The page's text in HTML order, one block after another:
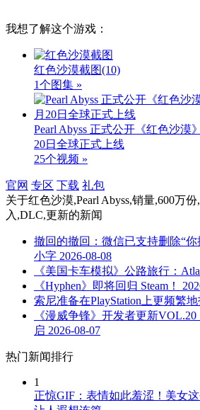
我想了解这个游戏：
红色沙漠截图(10)
1个图集 »
Pearl Abyss 正式公开《红色沙漠
20日全球正式上线
25个视频 »
官网 专区 下载 礼包
关于红色沙漠,Pearl Abyss,销量,600万
入,DLC,更新的新闻
撤回的撤回：微信已支持删除“
小字 2026-08-08
《美国卡车模拟》公路旅行：
《Hyphen》即将回归 Steam！
索尼准备在PlayStation上更频繁
《漫威争锋》开发者更新
启 2026-08-07
热门新闻排行
1
正惊GIF：表情如此羞涩！美女